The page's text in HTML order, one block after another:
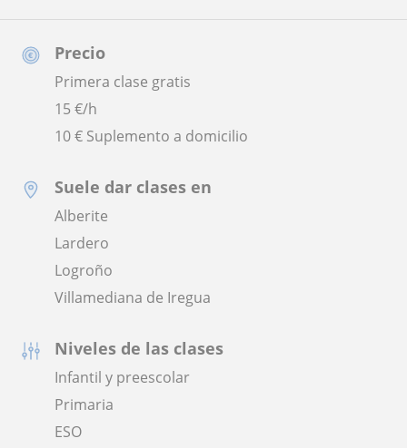
Precio
Primera clase gratis
15€/h
10 € Suplemento a domicilio
Suele dar clases en
Alberite
Lardero
Logroño
Villamediana de Iregua
Niveles de las clases
Infantil y preescolar
Primaria
ESO